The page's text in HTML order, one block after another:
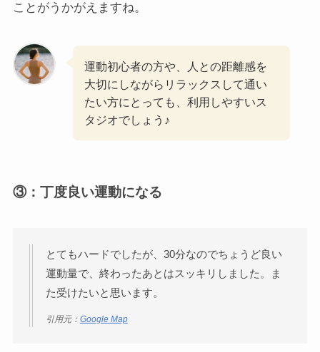
ことがうかがえますね。
運動初心者の方や、人との距離感を
大切にしながらリラックスして通い
たい方にとっても、利用しやすいス
タジオでしょう♪
③：丁度良い運動になる
とてもハードでしたが、30分なのでちょうど良い
運動量で、終わったあとはスッキリしました。ま
た受けたいと思います。
引用元： Google Map